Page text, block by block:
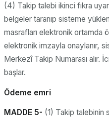
(4) Takip talebi ikinci fıkra
belgeler taranıp sisteme
masrafları elektronik ortamda
elektronik imzayla onaylanır,
Merkezî Takip Numarası alır.
başlar.
Ödeme emri
MADDE 5- (1) Takip talebinin